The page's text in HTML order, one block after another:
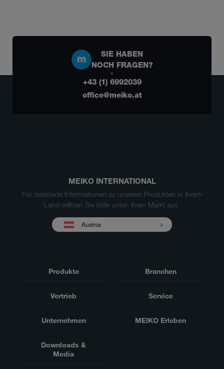
SIE HABEN
NOCH FRAGEN?
+43 (1) 6992039
office@meiko.at
MEIKO INTERNATIONAL
Für detailierte Informationen zu unseren Produkten in Ihrem
Land wählen Sie bitte unten Ihren Markt aus.
Austria
Produkte Branchen
Vertrieb Service
Unternehmen MEIKO Erleben
Downloads &
Media